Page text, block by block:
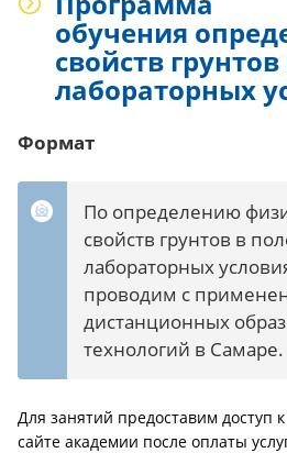
обучения
свойств
лабораторных
Формат
По определению
свойств грунтов в
лабораторных
проводим с
дистанционных
технологий в Самаре.
Для занятий предоставим доступ
сайте академии после оплаты